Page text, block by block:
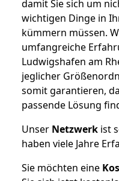
damit Sie sich um
wichtigen Dinge in
kümmern müssen.
umfangreiche
Ludwigshafen am
jeglicher
somit garantieren,
passende Lösung
Unser Netzwerk ist
haben viele Jahre
Sie möchten eine